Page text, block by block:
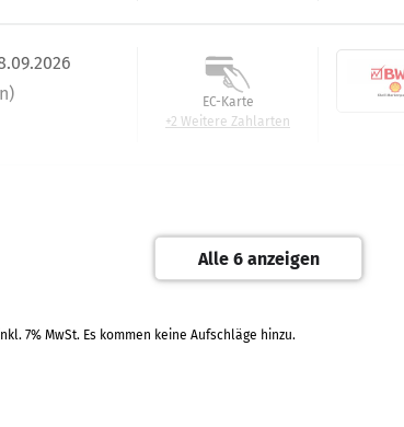
EC-Karte
+2 Weitere Zahlarten
+2 Weitere Zahlarten
Alle 6 anzeigen
7% MwSt. Es kommen keine Aufschläge hinzu.